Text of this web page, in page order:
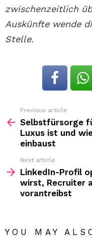
zwischenzeitlich
Auskünfte wende
Stelle.
more
Previous article
Selbstfürsorge
Luxus ist und
einbaust
Next article
LinkedIn-Profil
wirst, Recruiter
vorantreibst
YOU MAY